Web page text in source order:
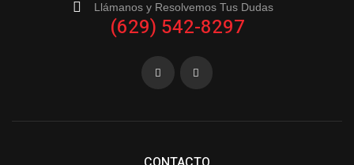
Llámanos y Resolvemos Tus Dudas
(629) 542-8297